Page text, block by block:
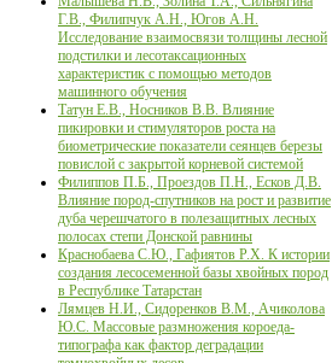
Г.В., Филипчук А.Н., Югов А.Н.
Исследование взаимосвязи толщины лесной
подстилки и лесотаксационных
характеристик с помощью методов
машинного обучения
Татун Е.В., Носников В.В. Влияние
пикировки и стимуляторов роста на
биометрические показатели сеянцев березы
повислой с закрытой корневой системой
Филиппов П.Б., Проездов П.Н., Есков Д.В.
Влияние пород-спутников на рост и развитие
дуба черешчатого в полезащитных лесных
полосах степи Донской равнины
Краснобаева С.Ю., Гафиятов Р.Х. К истории
создания лесосеменной базы хвойных пород
в Республике Татарстан
Лямцев Н.И., Сидоренков В.М., Ачиколова
Ю.С. Массовые размножения короеда-
типографа как фактор деградации